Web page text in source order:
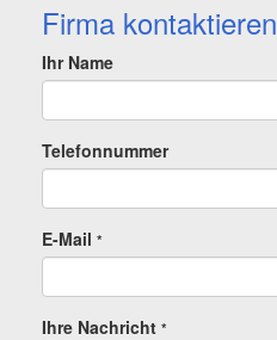
Firma kontaktieren
Ihr Name
Telefonnummer
E-Mail *
Ihre Nachricht *